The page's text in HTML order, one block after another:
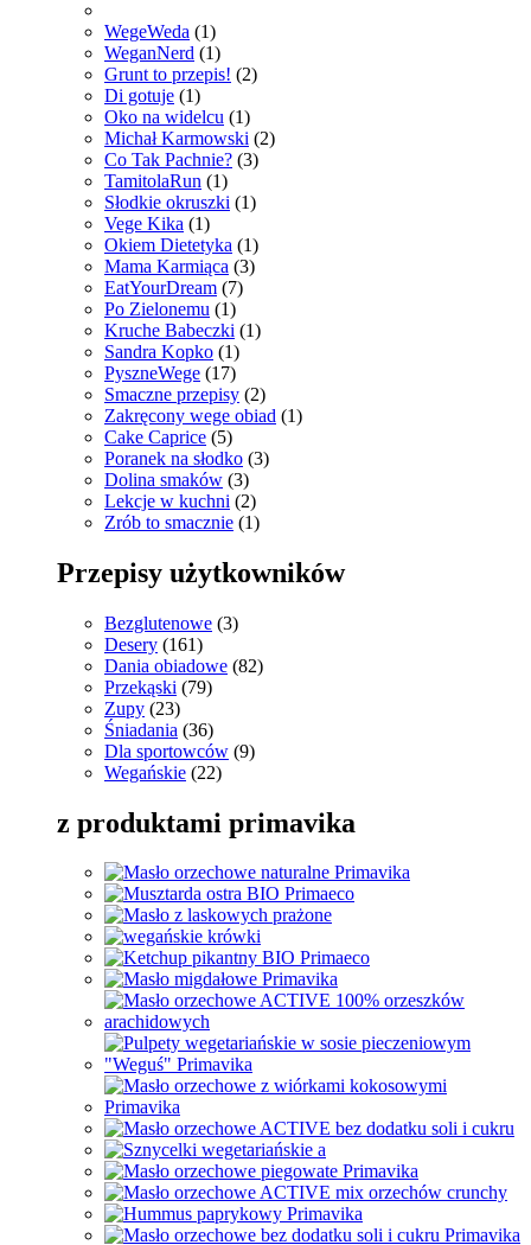
WegeWeda (1)
WeganNerd (1)
Grunt to przepis! (2)
Di gotuje (1)
Oko na widelcu (1)
Michał Karmowski (2)
Co Tak Pachnie? (3)
TamitolaRun (1)
Słodkie okruszki (1)
Vege Kika (1)
Okiem Dietetyka (1)
Mama Karmiąca (3)
EatYourDream (7)
Po Zielonemu (1)
Kruche Babeczki (1)
Sandra Kopko (1)
PyszneWege (17)
Smaczne przepisy (2)
Zakręcony wege obiad (1)
Cake Caprice (5)
Poranek na słodko (3)
Dolina smaków (3)
Lekcje w kuchni (2)
Zrób to smacznie (1)
Przepisy użytkowników
Bezglutenowe (3)
Desery (161)
Dania obiadowe (82)
Przekąski (79)
Zupy (23)
Śniadania (36)
Dla sportowców (9)
Wegańskie (22)
z produktami primavika